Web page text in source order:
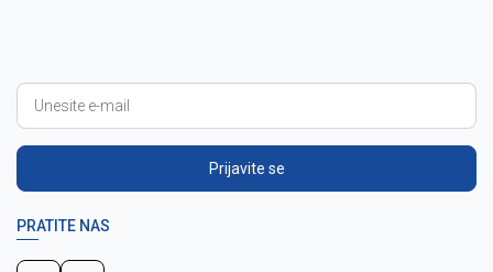
Prijavite se
PRATITE NAS